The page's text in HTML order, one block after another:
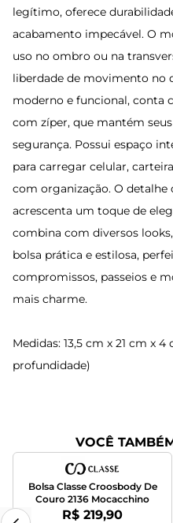
legítimo, oferece
acabamento impecável. O
uso no ombro ou na
liberdade de movimento no
moderno e funcional,
com zíper, que mantém
segurança. Possui espaço
para carregar celular,
com organização. O
acrescenta um toque de
combina com diversos
bolsa prática e estilosa,
compromissos, passeios e
mais charme.
Medidas: 13,5 cm x 21 cm x
profundidade)
VOCÊ
Bolsa Classe Croosbody De
Couro 2136 Mocacchino
Por:
R$ 219,90